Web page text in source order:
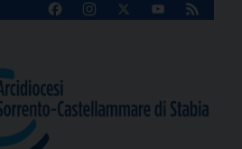
FacebookInstagram
X
YouTube
Feed